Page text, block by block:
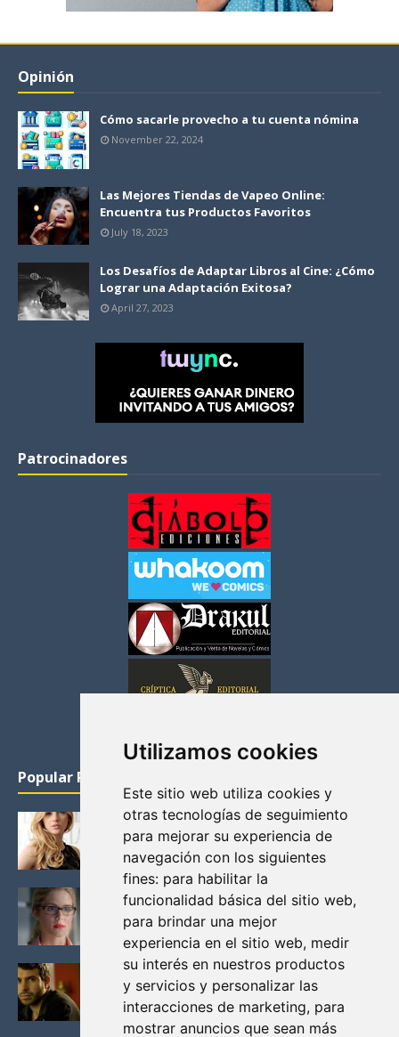
Utilizamos cookies
Este sitio web utiliza cookies y
otras tecnologías de seguimiento
para mejorar su experiencia de
navegación con los siguientes
fines: para habilitar la
funcionalidad básica del sitio web,
para brindar una mejor
experiencia en el sitio web, medir
su interés en nuestros productos
y servicios y personalizar las
interacciones de marketing, para
mostrar anuncios que sean más
Opinión
Cómo sacarle provecho a tu cuenta nómina
November 22, 2024
Las Mejores Tiendas de Vapeo Online:
Encuentra tus Productos Favoritos
July 18, 2023
Los Desafíos de Adaptar Libros al Cine: ¿Cómo
Lograr una Adaptación Exitosa?
April 27, 2023
Patrocinadores
Popular Posts
KATHERYN WINNICK: LA ACTRIZ MAS GUAPA DE
VIKINGOS
Junio 14, 2013
FELICITY (EMILY BETT RICKARDS), LAS FOTOS
MAS BONITAS DE LA ALIADA DE ARROW
Noviembre 30, 2013
BLACK MIRROR: TODA TU HISTORIA. EPISODIO 3.
LA CRITICA
Mayo 17, 2012